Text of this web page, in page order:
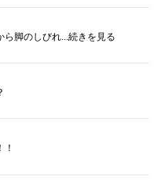
脚のしびれ...続きを見る